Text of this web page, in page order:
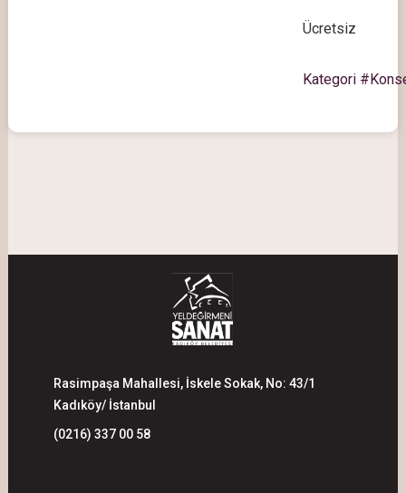
Ücretsiz
Kategori
Rasimpaşa Mahallesi, İskele Sokak, No: 43/1
Kadıköy/ İstanbul
(0216) 337 00 58